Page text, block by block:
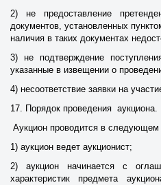
2) не предоставление
документов, установленных
наличия в таких документах
3) не подтверждение
указанные в извещении о
4) несоответствие заявки на
17. Порядок проведения аукциона.
Аукцион проводится в следующем
1) аукцион ведет аукционист;
2) аукцион начинается с
характеристик предмета